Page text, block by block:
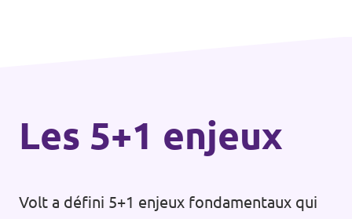
Les 5+1 enjeux
Volt a défini 5+1 enjeux fondamentaux qui